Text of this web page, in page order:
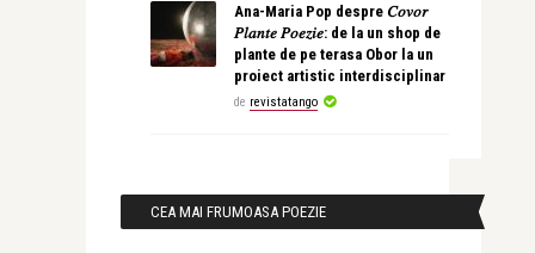
Ana-Maria Pop despre 𝐶𝑜𝑣𝑜𝑟
𝑃𝑙𝑎𝑛𝑡𝑒 𝑃𝑜𝑒𝑧𝑖𝑒: de la un shop de
plante de pe terasa Obor la un
proiect artistic interdisciplinar
de revistatango
CEA MAI FRUMOASA POEZIE